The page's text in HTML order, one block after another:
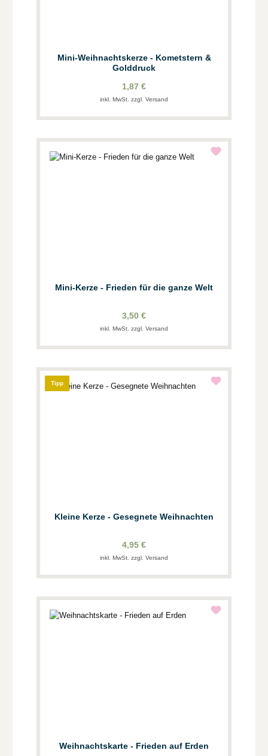
Mini-Weihnachtskerze - Kometstern &
Golddruck
1,87 €
inkl. MwSt. zzgl. Versand
Mini-Kerze - Frieden für die ganze Welt
3,50 €
inkl. MwSt. zzgl. Versand
Tipp
Kleine Kerze - Gesegnete Weihnachten
4,95 €
inkl. MwSt. zzgl. Versand
Weihnachtskarte - Frieden auf Erden